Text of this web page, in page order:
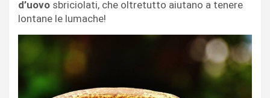
d’uovo sbriciolati, che oltretutto aiutano a tenere
lontane le lumache!